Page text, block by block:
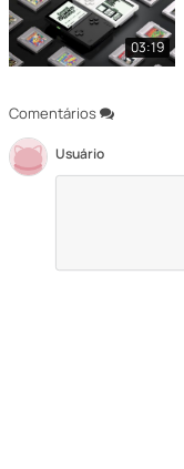
Comentários
Usuário
03:19